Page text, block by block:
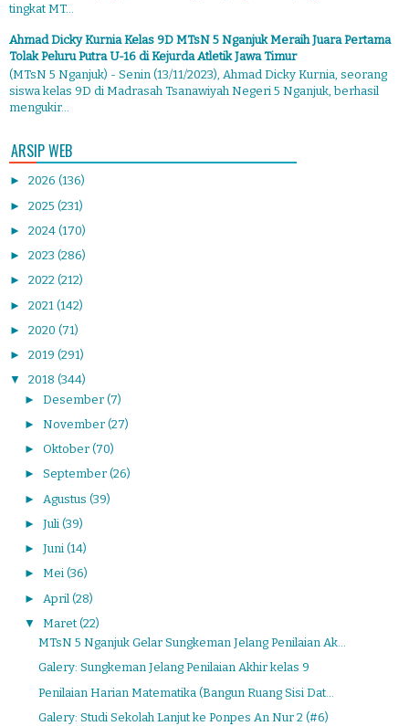
tingkat MT...
Ahmad Dicky Kurnia Kelas 9D MTsN 5 Nganjuk Meraih Juara Pertama
Tolak Peluru Putra U-16 di Kejurda Atletik Jawa Timur
(MTsN 5 Nganjuk) - Senin (13/11/2023), Ahmad Dicky Kurnia, seorang
siswa kelas 9D di Madrasah Tsanawiyah Negeri 5 Nganjuk, berhasil
mengukir...
ARSIP WEB
► 2026 (136)
► 2025 (231)
► 2024 (170)
► 2023 (286)
► 2022 (212)
► 2021 (142)
► 2020 (71)
► 2019 (291)
▼ 2018 (344)
► Desember (7)
► November (27)
► Oktober (70)
► September (26)
► Agustus (39)
► Juli (39)
► Juni (14)
► Mei (36)
► April (28)
▼ Maret (22)
MTsN 5 Nganjuk Gelar Sungkeman Jelang Penilaian Ak...
Galery: Sungkeman Jelang Penilaian Akhir kelas 9
Penilaian Harian Matematika (Bangun Ruang Sisi Dat...
Galery: Studi Sekolah Lanjut ke Ponpes An Nur 2 (#6)